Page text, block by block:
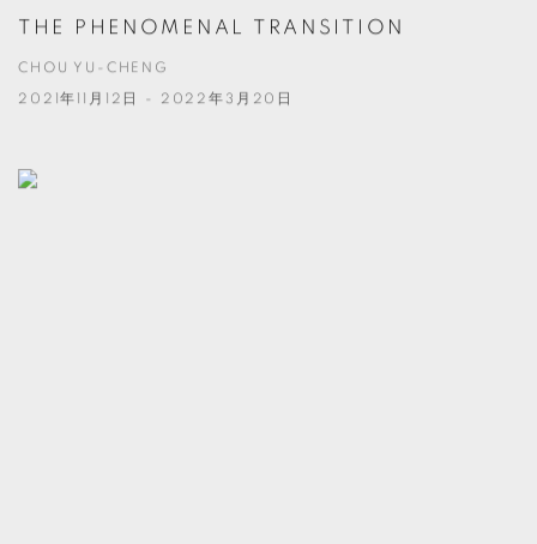
THE PHENOMENAL TRANSITION
CHOU YU-CHENG
2021年11月12日 - 2022年3月20日